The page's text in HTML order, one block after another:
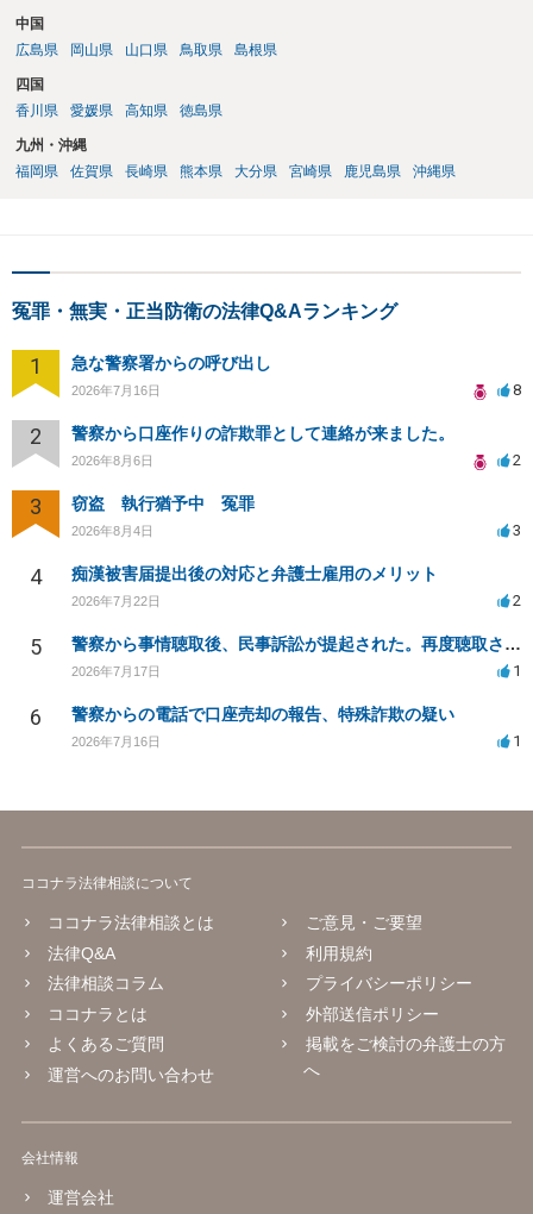
中国
広島県
岡山県 山口県 鳥取県 島根県
四国
香川県
愛媛県 高知県 徳島県
九州・沖縄
福岡県
佐賀県 長崎県 熊本県 大分県 宮崎県 鹿児島県 沖縄県
冤罪・無実・正当防衛の法律Q&Aランキング
1 急な警察署からの呼び出し
2026年7月16日 8
2 警察から口座作りの詐欺罪として連絡が来ました。
2026年8月6日 2
3 窃盗 執行猶予中 冤罪
2026年8月4日 3
4 痴漢被害届提出後の対応と弁護士雇用のメリット
2026年7月22日 2
5 警察から事情聴取後、民事訴訟が提起された。再度聴取される可能性は？
2026年7月17日 1
6 警察からの電話で口座売却の報告、特殊詐欺の疑い
2026年7月16日 1
ココナラ法律相談について
ココナラ法律相談とは
法律Q&A
法律相談コラム
ココナラとは
よくあるご質問
運営へのお問い合わせ
ご意見・ご要望
利用規約
プライバシーポリシー
外部送信ポリシー
掲載をご検討の弁護士の方
へ
会社情報
運営会社